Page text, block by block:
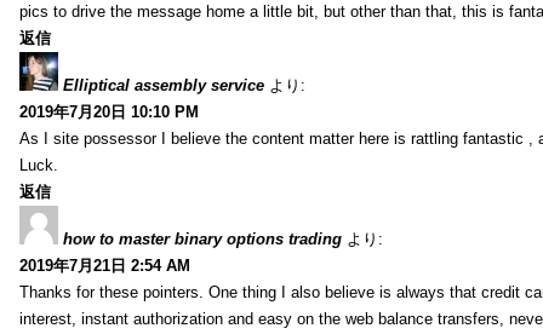
pics to drive the message home a little bit, but other than that, this is
返信
Elliptical assembly service より:
2019年7月20日 10:10 PM
As I site possessor I believe the content matter here is rattling fantastic ,
Luck.
返信
how to master binary options trading より:
2019年7月21日 2:54 AM
Thanks for these pointers. One thing I also believe is always that credit
interest, instant authorization and easy on the web balance transfers,